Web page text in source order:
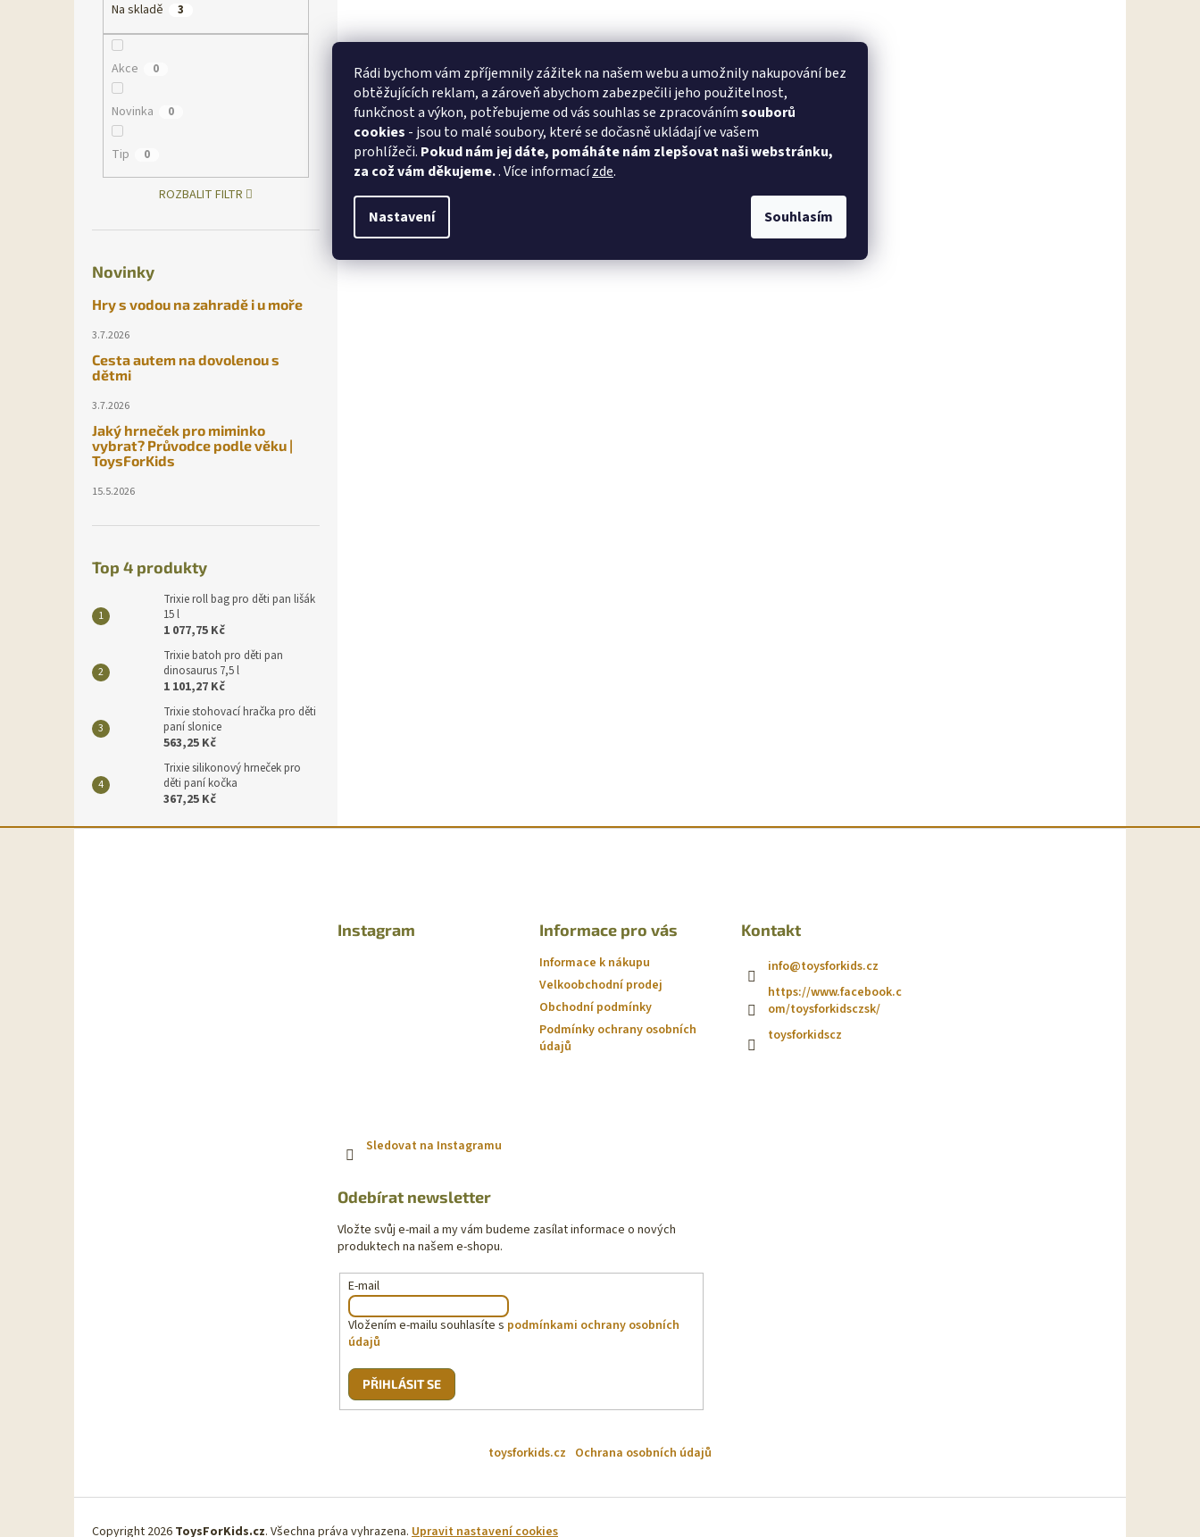
Rádi bychom vám zpříjemnily zážitek na našem webu a umožnily nakupování bez
obtěžujících reklam, a zároveň abychom zabezpečili jeho použitelnost,
funkčnost a výkon, potřebujeme od vás souhlas se zpracovánímsouborů
cookies - jsou to malé soubory, které se dočasně ukládají ve vašem
prohlížeči. Pokud nám jej dáte, pomáháte nám zlepšovat naši webstránku,
za což vám děkujeme.. Více informacízde.
Nastavení Souhlasím
Na skladě 3
Akce 0
Novinka 0
Tip 0
ROZBALIT FILTR
Novinky
Hry s vodou na zahradě i u moře
3.7.2026
Cesta autem na dovolenou s
dětmi
3.7.2026
Jaký hrneček pro miminko
vybrat? Průvodce podle věku |
ToysForKids
15.5.2026
Top 4 produkty
Trixie roll bag pro děti pan lišák
15 l
1 077,75 Kč
Trixie batoh pro děti pan
dinosaurus 7,5 l
1 101,27 Kč
Trixie stohovací hračka pro děti
paní slonice
563,25 Kč
Trixie silikonový hrneček pro
děti paní kočka
367,25 Kč
Instagram
Sledovat na Instagramu
Informace pro vás
Informace k nákupu
Velkoobchodní prodej
Obchodní podmínky
Podmínky ochrany osobních
údajů
Kontakt
info@toysforkids.cz
https://www.facebook.c
om/toysforkidsczsk/
toysforkidscz
Odebírat newsletter
Vložte svůj e-mail a my vám budeme zasílat informace o nových
produktech na našem e-shopu.
E-mail
Vložením e-mailu souhlasíte s podmínkami ochrany osobních
údajů
PŘIHLÁSIT SE
toysforkids.cz Ochrana osobních údajů
Copyright 2026 ToysForKids.cz. Všechna práva vyhrazena. Upravit nastavení cookies